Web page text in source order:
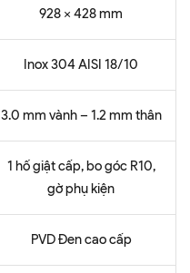
928 × 428 mm
Inox 304 AISI 18/10
3.0 mm vành – 1.2 mm thân
1 hố giật cấp, bo góc R10,
gờ phụ kiện
PVD Đen cao cấp